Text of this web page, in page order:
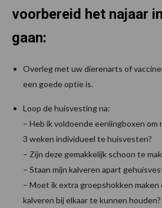
voorbereid het najaar
gaan:
Overleg met uw dierenarts of
een goede optie is.
Loop de huisvesting na:
– Heb ik voldoende eenlingboxen om
3 weken individueel te huisvesten?
– Zijn deze gemakkelijk schoon te
– Staan mijn kalveren apart
– Moet ik extra groepshokken maken
kalveren bij elkaar te kunnen houden?